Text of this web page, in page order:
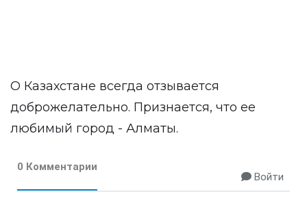
О Казахстане всегда отзывается
доброжелательно. Признается, что ее
любимый город - Алматы.
0 Комментарии
Войти